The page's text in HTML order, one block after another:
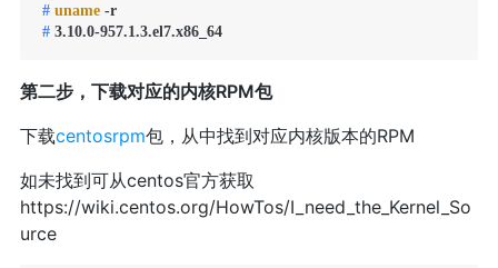
# uname -r
# 3.10.0-957.1.3.el7.x86_64
第二步，下载对应的内核RPM包
下载centosrpm包，从中找到对应内核版本的RPM
如未找到可从centos官方获取
https://wiki.centos.org/HowTos/I_need_the_Kernel_So
urce